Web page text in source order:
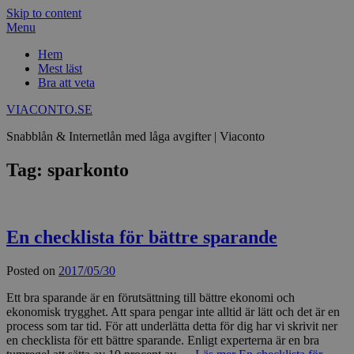
Skip to content
Menu
Hem
Mest läst
Bra att veta
VIACONTO.SE
Snabblån & Internetlån med låga avgifter | Viaconto
Tag: sparkonto
En checklista för bättre sparande
Posted on 2017/05/30
Ett bra sparande är en förutsättning till bättre ekonomi och
ekonomisk trygghet. Att spara pengar inte alltid är lätt och det är en
process som tar tid. För att underlätta detta för dig har vi skrivit ner
en checklista för ett bättre sparande. Enligt experterna är en bra